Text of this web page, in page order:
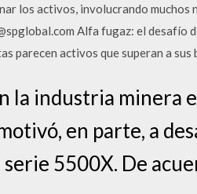
los activos, involucrando muchos
Alfa fugaz: el desafío
parecen activos que superan a
la industria minera
en parte, a
5500X. De